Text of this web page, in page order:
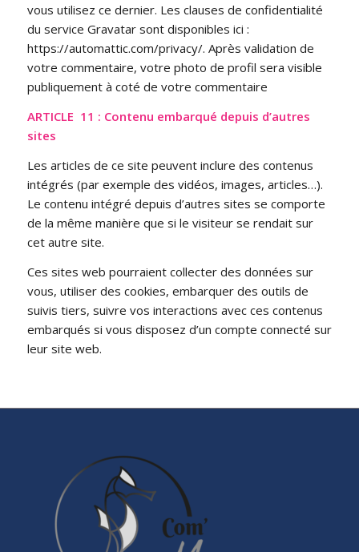
vous utilisez ce dernier. Les clauses de confidentialité
du service Gravatar sont disponibles ici :
https://automattic.com/privacy/. Après validation de
votre commentaire, votre photo de profil sera visible
publiquement à coté de votre commentaire
ARTICLE 11 : Contenu embarqué depuis d’autres
sites
Les articles de ce site peuvent inclure des contenus
intégrés (par exemple des vidéos, images, articles…).
Le contenu intégré depuis d’autres sites se comporte
de la même manière que si le visiteur se rendait sur
cet autre site.
Ces sites web pourraient collecter des données sur
vous, utiliser des cookies, embarquer des outils de
suivis tiers, suivre vos interactions avec ces contenus
embarqués si vous disposez d’un compte connecté sur
leur site web.